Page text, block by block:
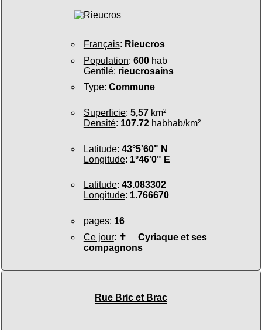
Français: Rieucros
Population: 600hab
Gentilé: rieucrosains
Type: Commune
Superficie: 5,57km²
Densité: 107.72habhab/km²
Latitude: 43°5'60" N
Longitude: 1°46'0" E
Latitude: 43.083302
Longitude: 1.766670
pages: 16
Ce jour: ✝ Cyriaque et ses
compagnons
Rue Bric et Brac